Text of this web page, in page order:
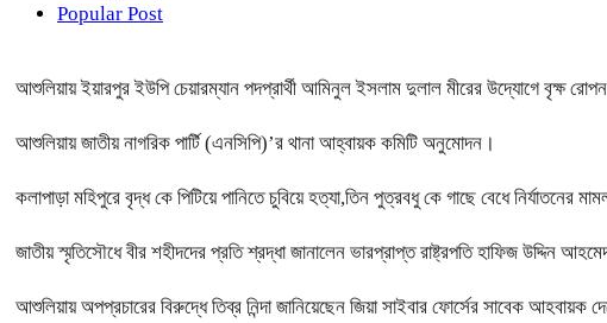
Popular Post
আশুলিয়ায় ইয়ারপুর ইউপি চেয়ারম্যান পদপ্রার্থী আমিনুল ইসলাম দুলাল মীরের উদ্যোগে বৃক্ষ
আশুলিয়ায় জাতীয় নাগরিক পার্টি (এনসিপি)’র থানা আহ্বায়ক কমিটি অনুমোদন।
কলাপাড়া মহিপুরে বৃদ্ধ কে পিটিয়ে পানিতে চুবিয়ে হত্যা,তিন পুত্রবধু কে গাছে বেধে নির্যাতনের
জাতীয় স্মৃতিসৌধে বীর শহীদদের প্রতি শ্রদ্ধা জানালেন ভারপ্রাপ্ত রাষ্ট্রপতি হাফিজ উদ্দিন
আশুলিয়ায় অপপ্রচারের বিরুদ্ধে তিব্র নিন্দা জানিয়েছেন জিয়া সাইবার ফোর্সের সাবেক আহবায়ক